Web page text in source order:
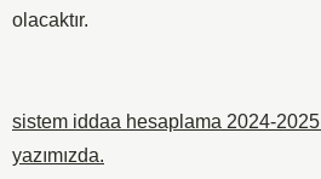
olacaktır.
sistem iddaa hesaplama 2024-2025
yazımızda.